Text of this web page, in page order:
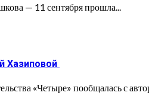
— 11 сентября прошла...
Хазиповой
«Четыре» пообщалась с